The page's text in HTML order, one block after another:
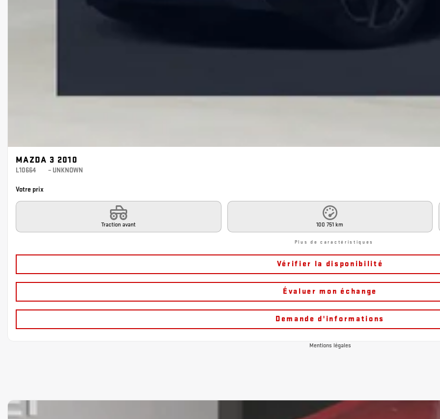
MAZDA 3 2010
L10664 – UNKNOWN
Votre prix
Traction avant 100 751 km
Plus de caractéristiques
Vérifier la disponibilité
Évaluer mon échange
Demande d'informations
Mentions légales